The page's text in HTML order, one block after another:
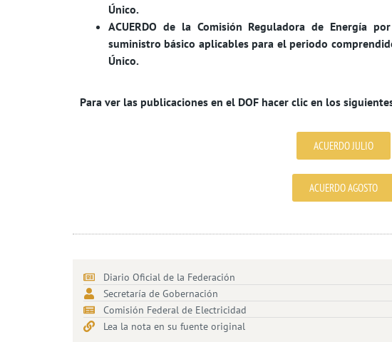
Único.
ACUERDO de la Comisión Reguladora de Energía
suministro básico aplicables para el periodo
Único.
Para ver las publicaciones en el DOF hacer clic en los
ACUERDO JULIO
ACUERDO AGOSTO
Diario Oficial de la Federación
Secretaría de Gobernación
Comisión Federal de Electricidad
Lea la nota en su fuente original